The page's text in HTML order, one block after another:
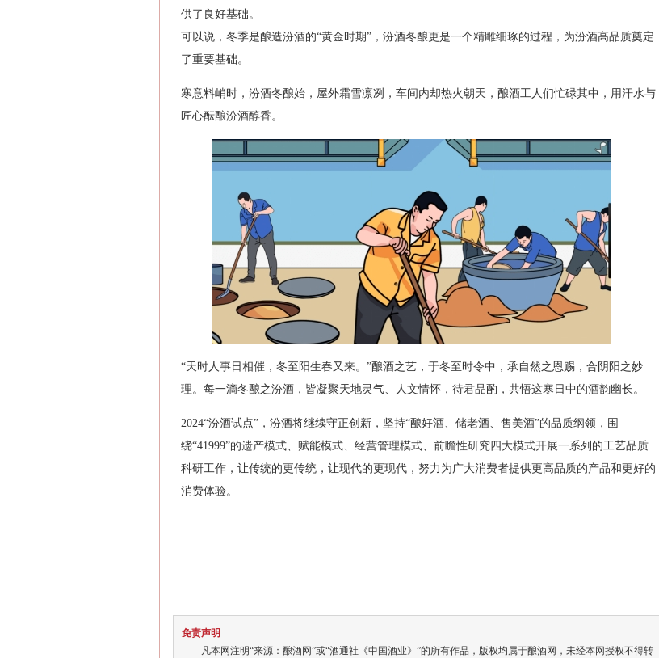
供了良好基础。
可以说，冬季是酿造汾酒的“黄金时期”，汾酒冬酿更是一个精雕细琢的过程，为汾酒高品质奠定
了重要基础。
寒意料峭时，汾酒冬酿始，屋外霜雪凛冽，车间内却热火朝天，酿酒工人们忙碌其中，用汗水与
匠心酝酿汾酒醇香。
“天时人事日相催，冬至阳生春又来。”酿酒之艺，于冬至时令中，承自然之恩赐，合阴阳之妙
理。每一滴冬酿之汾酒，皆凝聚天地灵气、人文情怀，待君品酌，共悟这寒日中的酒韵幽长。
2024“汾酒试点”，汾酒将继续守正创新，坚持“酿好酒、储老酒、售美酒”的品质纲领，围
绕“41999”的遗产模式、赋能模式、经营管理模式、前瞻性研究四大模式开展一系列的工艺品质
科研工作，让传统的更传统，让现代的更现代，努力为广大消费者提供更高品质的产品和更好的
消费体验。
免责声明
凡本网注明“来源：酿酒网”或“酒通社《中国酒业》”的所有作品，版权均属于酿酒网，未经本网授权不得转